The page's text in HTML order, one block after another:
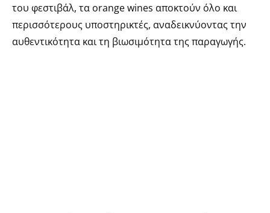
του φεστιβάλ, τα orange wines αποκτούν όλο και
περισσότερους υποστηρικτές, αναδεικνύοντας την
αυθεντικότητα και τη βιωσιμότητα της παραγωγής.